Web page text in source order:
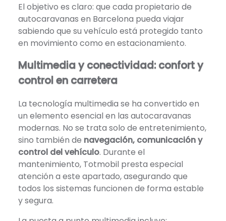
El objetivo es claro: que cada propietario de
autocaravanas en Barcelona pueda viajar
sabiendo que su vehículo está protegido tanto
en movimiento como en estacionamiento.
Multimedia y conectividad: confort y
control en carretera
La tecnología multimedia se ha convertido en
un elemento esencial en las autocaravanas
modernas. No se trata solo de entretenimiento,
sino también de navegación, comunicación y
control del vehículo. Durante el
mantenimiento, Totmobil presta especial
atención a este apartado, asegurando que
todos los sistemas funcionen de forma estable
y segura.